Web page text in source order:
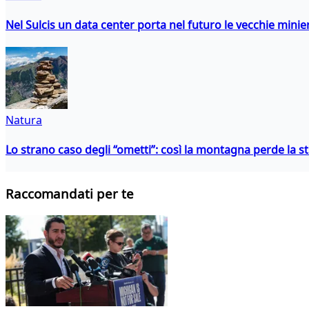
Nel Sulcis un data center porta nel futuro le vecchie
Natura
Lo strano caso degli “ometti”: così la montagna perde la
Raccomandati per te